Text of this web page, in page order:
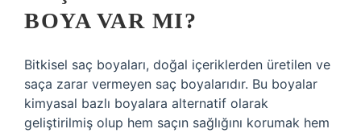
BOYA VAR MI?
Bitkisel saç boyaları, doğal içeriklerden üretilen ve
saça zarar vermeyen saç boyalarıdır. Bu boyalar
kimyasal bazlı boyalara alternatif olarak
geliştirilmiş olup hem saçın sağlığını korumak hem